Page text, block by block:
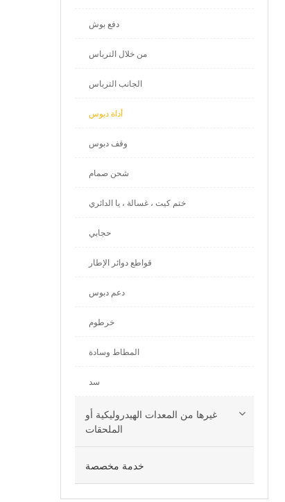
دفع بوش
من خلال الترباس
الجانب الترباس
أداة دبوس
وقف دبوس
شحن صمام
ختم كيت ، غسالة ، يا الدائري
حجابي
قواطع دوائر الإطار
دعم دبوس
خرطوم
المطاط وسادة
سد
غيرها من المعدات الهيدروليكية أو
الملحقات
خدمة مخصصة